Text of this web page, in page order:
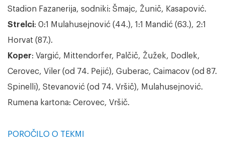
Stadion Fazanerija, sodniki: Šmajc, Žunič, Kasapović.
Strelci: 0:1 Mulahusejnović (44.), 1:1 Mandić (63.), 2:1
Horvat (87.).
Koper: Vargić, Mittendorfer, Palčič, Žužek, Dodlek,
Cerovec, Viler (od 74. Pejić), Guberac, Caimacov (od 87.
Spinelli), Stevanović (od 74. Vršič), Mulahusejnović.
Rumena kartona: Cerovec, Vršič.
POROČILO O TEKMI